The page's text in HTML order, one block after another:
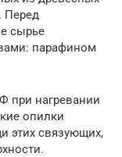
Перед
сырье
парафином
при нагревании
опилки
этих связующих,